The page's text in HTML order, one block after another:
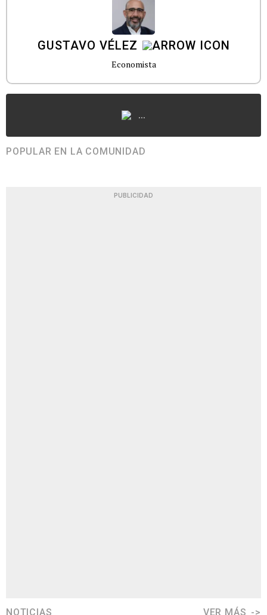
GUSTAVO VÉLEZ
Economista
...
POPULAR EN LA COMUNIDAD
PUBLICIDAD
NOTICIAS VER MÁS